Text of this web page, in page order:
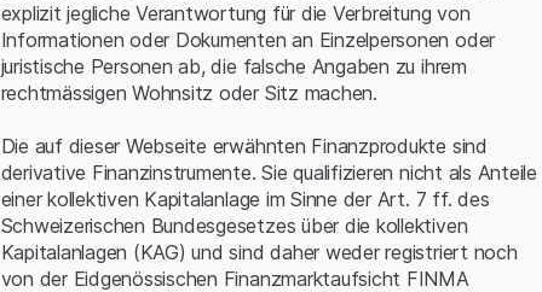
explizit jegliche Verantwortung für die Verbreitung von
Informationen oder Dokumenten an Einzelpersonen oder
juristische Personen ab, die falsche Angaben zu ihrem
rechtmässigen Wohnsitz oder Sitz machen.
Die auf dieser Webseite erwähnten Finanzprodukte sind
derivative Finanzinstrumente. Sie qualifizieren nicht als Anteile
einer kollektiven Kapitalanlage im Sinne der Art. 7 ff. des
Schweizerischen Bundesgesetzes über die kollektiven
Kapitalanlagen (KAG) und sind daher weder registriert noch
von der Eidgenössischen Finanzmarktaufsicht FINMA